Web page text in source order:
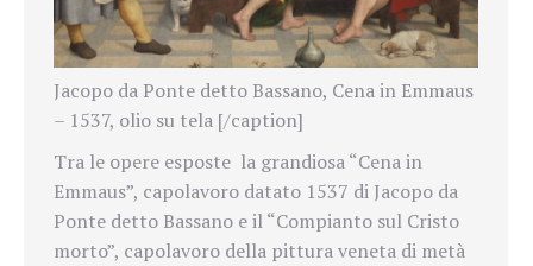
Jacopo da Ponte detto Bassano, Cena in Emmaus
– 1537, olio su tela [/caption]
Tra le opere esposte la grandiosa “Cena in
Emmaus”, capolavoro datato 1537 di Jacopo da
Ponte detto Bassano e il “Compianto sul Cristo
morto”, capolavoro della pittura veneta di metà